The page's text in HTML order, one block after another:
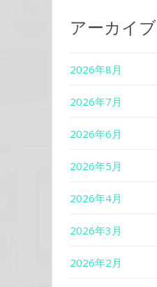
アーカイブ
2026年8月
2026年7月
2026年6月
2026年5月
2026年4月
2026年3月
2026年2月